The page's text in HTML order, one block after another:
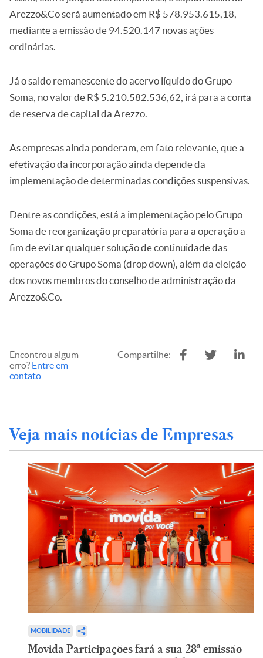
Arezzo&Co será aumentado em R$ 578.953.615,18,
mediante a emissão de 94.520.147 novas ações
ordinárias.
Já o saldo remanescente do acervo líquido do Grupo
Soma, no valor de R$ 5.210.582.536,62, irá para a conta
de reserva de capital da Arezzo.
As empresas ainda ponderam, em fato relevante, que a
efetivação da incorporação ainda depende da
implementação de determinadas condições suspensivas.
Dentre as condições, está a implementação pelo Grupo
Soma de reorganização preparatória para a operação a
fim de evitar qualquer solução de continuidade das
operações do Grupo Soma (drop down), além da eleição
dos novos membros do conselho de administração da
Arezzo&Co.
Encontrou algum
erro? Entre em
contato
Compartilhe:
Veja mais notícias de Empresas
MOBILIDADE
Movida Participações fará a sua 28ª emissão